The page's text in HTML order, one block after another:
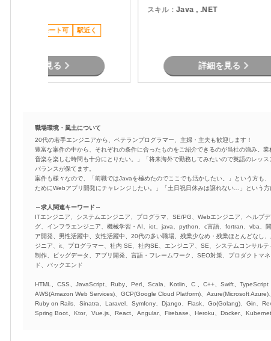
テムの仕様調査・影響分析 ・基本設
計書の作成 ・開発工数の算出および
務 プロジェクト推進支援
リモート可 駅近く
詳細を見る
ります。 現行業務で発生している課
題を整理し、機能追加を実現
スキル：Java , .NET
詳細を見る
職場環境・風土について
20代の若手エンジニアから、ベテランプログラマー、主婦・主夫も歓迎します！
豊富な案件の中から、それぞれの条件に合ったものをご紹介できるのが当社の強み。
音楽を楽しむ時間も十分にとりたい。」「将来海外で勤務してみたいので英語のレッ
バランスが保てます。
案件も様々なので、「前職ではJavaを極めたのでここでも活かしたい。」という方も
ためにWebアプリ開発にチャレンジしたい。」「土日祝日休みは譲れない…」という方
～求人関連キーワード～
ITエンジニア、システムエンジニア、プログラマ、SE/PG、Webエンジニア、ヘルプ
グ、インフラエンジニア、機械学習・AI、iot、java、python、c言語、fortran、vba、
ア開発、男性活躍中、女性活躍中、20代の多い職場、残業少なめ・残業ほとんどなし
ジニア、it、プログラマー、社内 SE、社内SE、エンジニア、SE、システムコンサル
制作、ビッグデータ、アプリ開発、言語・フレームワーク、SEO対策、プロダクトマ
ド、バックエンド
HTML、CSS、JavaScript、Ruby、Perl、Scala、Kotlin、C 、C++、Swift、TypeScript
AWS(Amazon Web Services)、GCP(Google Cloud Platform)、Azure(Microsoft Azure)、
Ruby on Rails、Sinatra、Laravel、Symfony、Django、Flask、Go(Golang)、Gin、
Spring Boot、Ktor、Vue.js、React、Angular、Firebase、Heroku、Docker、